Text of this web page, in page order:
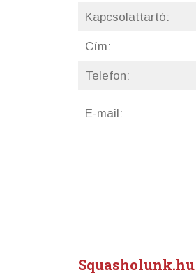
Kapcsolattartó:
Cím:
Telefon:
E-mail:
Squasholunk.hu